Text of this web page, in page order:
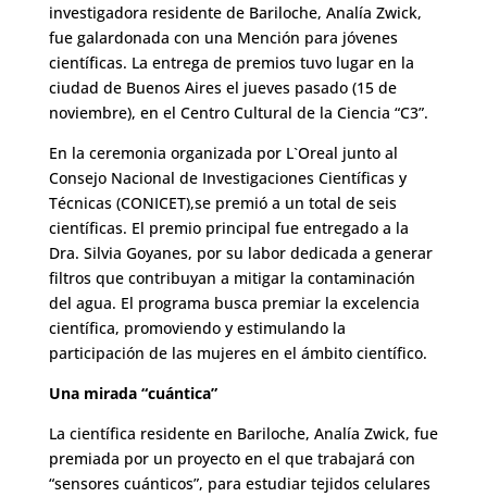
investigadora residente de Bariloche, Analía Zwick,
fue galardonada con una Mención para jóvenes
científicas. La entrega de premios tuvo lugar en la
ciudad de Buenos Aires el jueves pasado (15 de
noviembre), en el Centro Cultural de la Ciencia “C3”.
En la ceremonia organizada por L`Oreal junto al
Consejo Nacional de Investigaciones Científicas y
Técnicas (CONICET),se premió a un total de seis
científicas. El premio principal fue entregado a la
Dra. Silvia Goyanes, por su labor dedicada a generar
filtros que contribuyan a mitigar la contaminación
del agua. El programa busca premiar la excelencia
científica, promoviendo y estimulando la
participación de las mujeres en el ámbito científico.
Una mirada “cuántica”
La científica residente en Bariloche, Analía Zwick, fue
premiada por un proyecto en el que trabajará con
“sensores cuánticos”, para estudiar tejidos celulares